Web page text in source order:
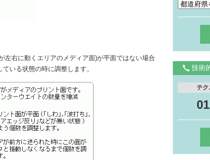
左右に動くエリアのメディア面)が平面ではない場合
いる状態の時に調整します。
技術
テ